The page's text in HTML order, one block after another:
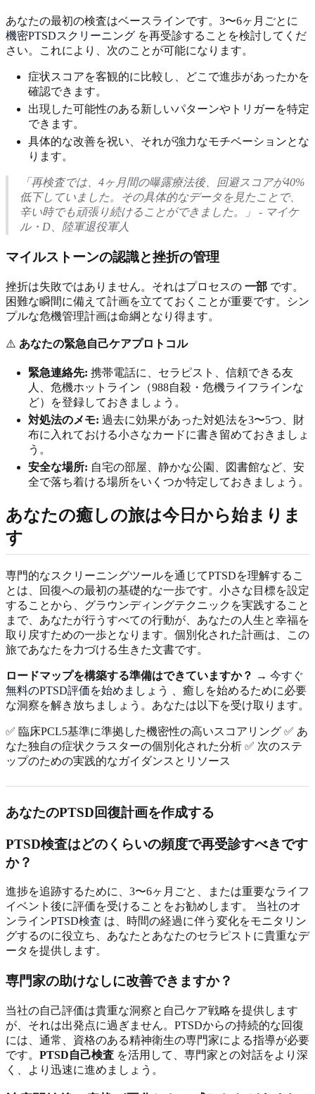
あなたの最初の検査はベースラインです。3〜6ヶ月ごとに
機密PTSDスクリーニング を再受診することを検討してくだ
さい。これにより、次のことが可能になります。
症状スコアを客観的に比較し、どこで進歩があったかを
確認できます。
出現した可能性のある新しいパターンやトリガーを特定
できます。
具体的な改善を祝い、それが強力なモチベーションとな
ります。
「再検査では、4ヶ月間の曝露療法後、回避スコアが40%
低下していました。その具体的なデータを見たことで、
辛い時でも頑張り続けることができました。」 - マイケ
ル・D、陸軍退役軍人
マイルストーンの認識と挫折の管理
挫折は失敗ではありません。それはプロセスの 一部 です。
困難な瞬間に備えて計画を立てておくことが重要です。シン
プルな危機管理計画は命綱となり得ます。
⚠️ あなたの緊急自己ケアプロトコル
緊急連絡先: 携帯電話に、セラピスト、信頼できる友
人、危機ホットライン（988自殺・危機ライフラインな
ど）を登録しておきましょう。
対処法のメモ: 過去に効果があった対処法を3〜5つ、財
布に入れておける小さなカードに書き留めておきましょ
う。
安全な場所: 自宅の部屋、静かな公園、図書館など、安
全で落ち着ける場所をいくつか特定しておきましょう。
あなたの癒しの旅は今日から始まりま
す
専門的なスクリーニングツールを通じてPTSDを理解するこ
とは、回復への最初の基礎的な一歩です。小さな目標を設定
することから、グラウンディングテクニックを実践すること
まで、あなたが行うすべての行動が、あなたの人生と幸福を
取り戻すための一歩となります。個別化された計画は、この
旅であなたを力づける生きた文書です。
ロードマップを構築する準備はできていますか？ → 今すぐ
無料のPTSD評価を始めましょう
、癒しを始めるために必要
な洞察を解き放ちましょう。あなたは以下を受け取ります。
✅ 臨床PCL5基準に準拠した機密性の高いスコアリング ✅ あ
なた独自の症状クラスターの個別化された分析 ✅ 次のステ
ップのための実践的なガイダンスとリソース
あなたのPTSD回復計画を作成する
PTSD検査はどのくらいの頻度で再受診すべきです
か？
進捗を追跡するために、3〜6ヶ月ごと、または重要なライフ
イベント後に評価を受けることをお勧めします。 当社のオ
ンラインPTSD検査 は、時間の経過に伴う変化をモニタリン
グするのに役立ち、あなたとあなたのセラピストに貴重なデ
ータを提供します。
専門家の助けなしに改善できますか？
当社の自己評価は貴重な洞察と自己ケア戦略を提供します
が、それは出発点に過ぎません。PTSDからの持続的な回復
には、通常、資格のある精神衛生の専門家による指導が必要
です。 PTSD自己検査 を活用して、専門家との対話をより深
く、より迅速に進めましょう。